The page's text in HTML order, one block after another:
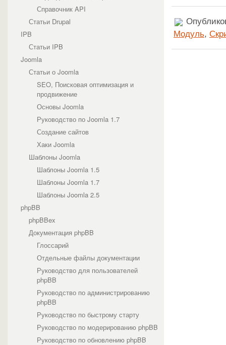
Справочник API
Статьи Drupal
IPB
Статьи IPB
Joomla
Статьи о Joomla
SEO, Поисковая оптимизация и
продвижение
Основы Joomla
Руководство по Joomla 1.7
Создание сайтов
Хаки Joomla
Шаблоны Joomla
Шаблоны Joomla 1.5
Шаблоны Joomla 1.7
Шаблоны Joomla 2.5
phpBB
phpBBex
Документация phpBB
Глоссарий
Отдельные файлы документации
Руководство для пользователей
phpBB
Руководство по администрированию
phpBB
Руководство по быстрому старту
Руководство по модерированию phpBB
Руководство по обновлению phpBB
Модуль,